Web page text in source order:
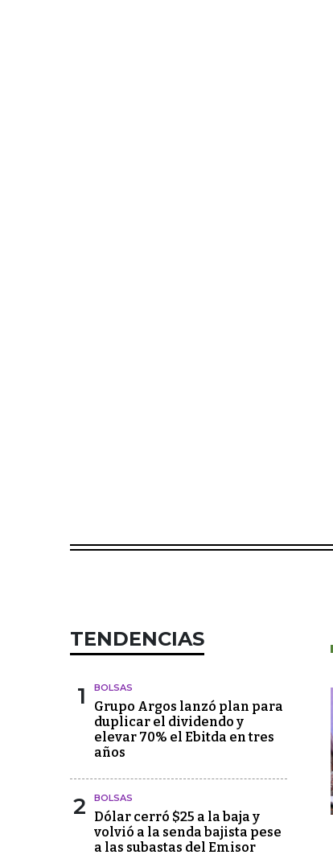
TENDENCIAS
1 BOLSAS
Grupo Argos lanzó plan para
duplicar el dividendo y
elevar 70% el Ebitda en tres
años
2 BOLSAS
Dólar cerró $25 a la baja y
volvió a la senda bajista pese
a las subastas del Emisor